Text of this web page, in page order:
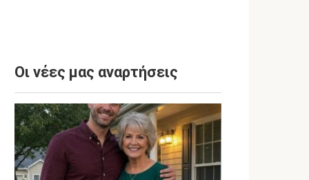
Οι νέες μας αναρτήσεις